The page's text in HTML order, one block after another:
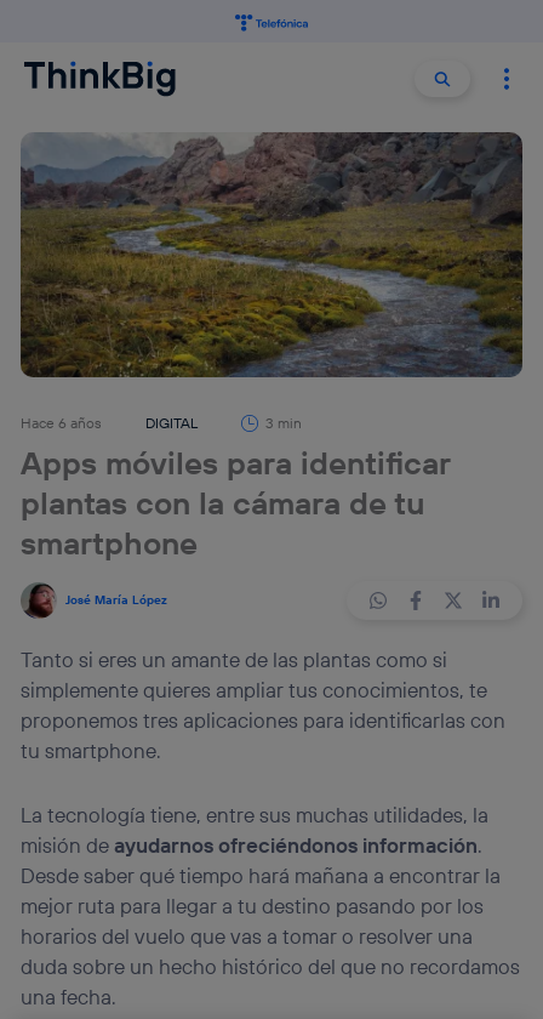
Buscar
Hace 6 años DIGITAL 3 min
Apps móviles para identificar
plantas con la cámara de tu
smartphone
José María López
Tanto si eres un amante de las plantas como si
simplemente quieres ampliar tus conocimientos, te
proponemos tres aplicaciones para identificarlas con
tu smartphone.
La tecnología tiene, entre sus muchas utilidades, la
misión de ayudarnos ofreciéndonos información.
Desde saber qué tiempo hará mañana a encontrar la
mejor ruta para llegar a tu destino pasando por los
horarios del vuelo que vas a tomar o resolver una
duda sobre un hecho histórico del que no recordamos
una fecha.